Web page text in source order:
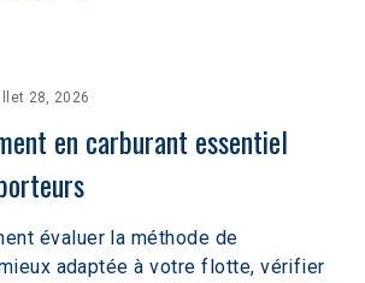
28, 2026
en carburant essentiel
évaluer la méthode de
adaptée à votre flotte, vérifier